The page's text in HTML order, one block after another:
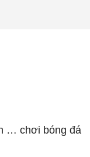
trong
… chơi bóng đá